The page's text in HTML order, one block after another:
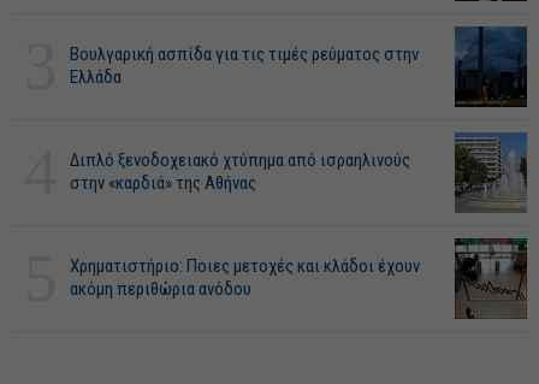
Βουλγαρική ασπίδα για τις τιμές ρεύματος στην
Ελλάδα
Διπλό ξενοδοχειακό χτύπημα από ισραηλινούς
στην «καρδιά» της Αθήνας
Χρηματιστήριο: Ποιες μετοχές και κλάδοι έχουν
ακόμη περιθώρια ανόδου